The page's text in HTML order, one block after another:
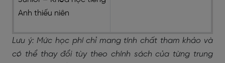
Anh thiếu niên
Lưu ý: Mức học phí chỉ mang tính chất tham khảo và
có thể thay đổi tùy theo chính sách của từng trung